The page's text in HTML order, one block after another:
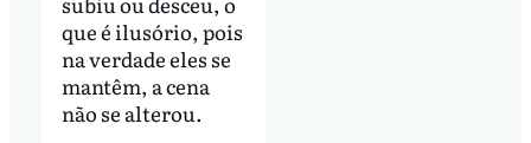
que é ilusório, pois
na verdade eles se
mantêm, a cena
não se alterou.